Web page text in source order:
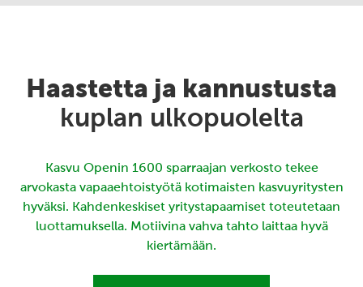
Haastetta ja kannustusta
kuplan ulkopuolelta
Kasvu Openin 1600 sparraajan verkosto tekee
arvokasta vapaaehtoistyötä kotimaisten kasvuyritysten
hyväksi. Kahdenkeskiset yritystapaamiset toteutetaan
luottamuksella. Motiivina vahva tahto laittaa hyvä
kiertämään.